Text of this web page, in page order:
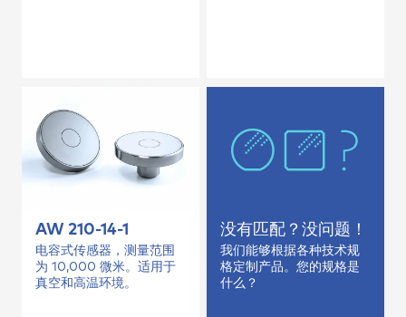
AW 210-14-1
电容式传感器，测量范围
为 10,000 微米。适用于
真空和高温环境。
没有匹配？没问题！
我们能够根据各种技术规
格定制产品。您的规格是
什么？